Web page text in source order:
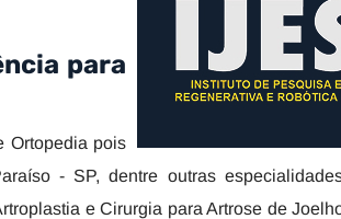
para
Ortopedia pois
- SP, dentre outras
e Cirurgia para Artrose de